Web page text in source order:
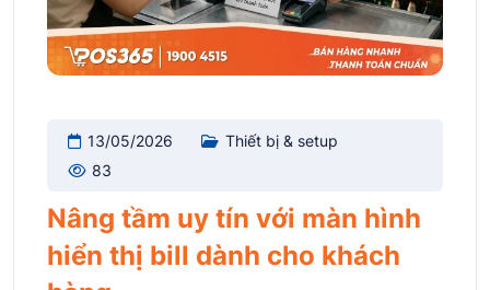
13/05/2026
Thiết bị & setup
83
Nâng tầm uy tín với màn hình
hiển thị bill dành cho khách